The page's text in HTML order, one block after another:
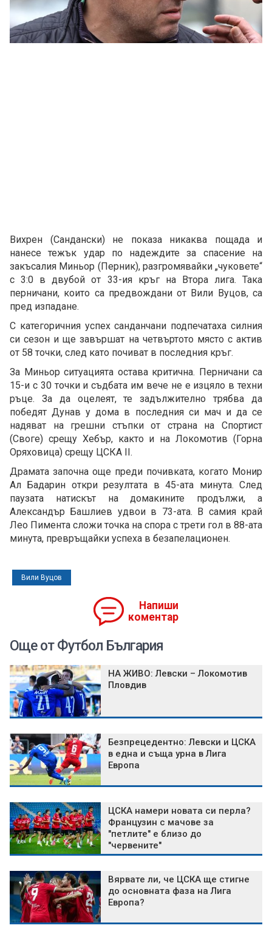
Вихрен (Сандански) не показа никаква пощада и
нанесе тежък удар по надеждите за спасение на
закъсалия Миньор (Перник), разгромявайки „чуковете“
с 3:0 в двубой от 33-ия кръг на Втора лига. Така
перничани, които са предвождани от Вили Вуцов, са
пред изпадане.
С категоричния успех санданчани подпечатаха силния
си сезон и ще завършат на четвъртото място с актив
от 58 точки, след като почиват в последния кръг.
За Миньор ситуацията остава критична. Перничани са
15-и с 30 точки и съдбата им вече не е изцяло в техни
ръце. За да оцелеят, те задължително трябва да
победят Дунав у дома в последния си мач и да се
надяват на грешни стъпки от страна на Спортист
(Своге) срещу Хебър, както и на Локомотив (Горна
Оряховица) срещу ЦСКА II.
Драмата започна още преди почивката, когато Монир
Ал Бадарин откри резултата в 45-ата минута. След
паузата натискът на домакините продължи, а
Александър Башлиев удвои в 73-ата. В самия край
Лео Пимента сложи точка на спора с трети гол в 88-ата
минута, превръщайки успеха в безапелационен.
Вили Вуцов
Напиши
коментар
Още от Футбол България
НА ЖИВО: Левски – Локомотив
Пловдив
Безпрецедентно: Левски и ЦСКА
в една и съща урна в Лига
Европа
ЦСКА намери новата си перла?
Французин с мачове за
"петлите" е близо до
"червените"
Вярвате ли, че ЦСКА ще стигне
до основната фаза на Лига
Европа?